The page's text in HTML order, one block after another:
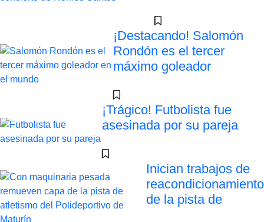
¡Destacando! Salomón
Rondón es el tercer
máximo goleador
¡Trágico! Futbolista fue
asesinada por su pareja
Inician trabajos de
reacondicionamiento
de la pista de